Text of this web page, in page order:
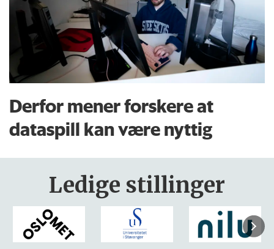
Derfor mener forskere at
dataspill kan være nyttig
Ledige stillinger